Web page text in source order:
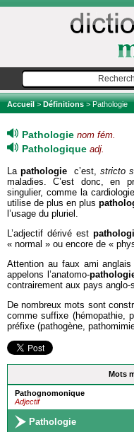
Accueil>Définitions> Pathologie
Mots
Pathognomonique
Adjectif
Pathologie
Pathologie nom fém.
Pathologique adj.
Lapathologie c’est,stricto
maladies. C’est donc, en
singulier, comme la
utilise de plus en plus
l’usage du pluriel.
L’adjectif dérivé est
« normal » ou encore de «
Attention au faux ami anglais
appelons l’anatomo-
contrairement aux pays
De nombreux mots sont
comme suffixe (hémopathie,
préfixe (pathogène,